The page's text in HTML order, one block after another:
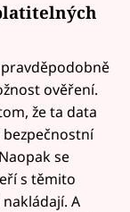
ověření.
že ta data
se
s těmito
A